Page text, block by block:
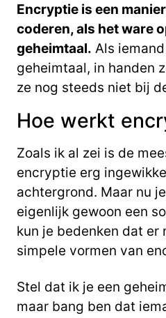
Encryptie is een
coderen, als het ware
geheimtaal. Als
geheimtaal, in handen
ze nog steeds niet bij
Hoe werkt
Zoals ik al zei is de
encryptie erg
achtergrond. Maar nu
eigenlijk gewoon een
kun je bedenken dat er
simpele vormen van
Stel dat ik je een
maar bang ben dat